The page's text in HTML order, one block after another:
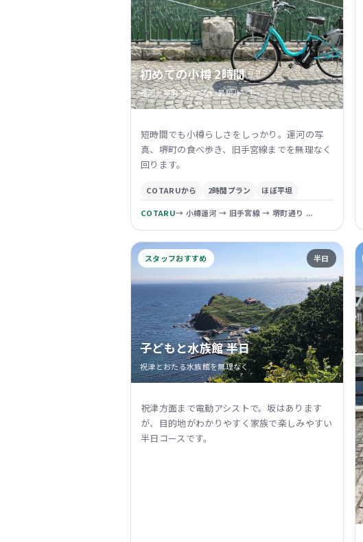
初めての小樽 2時間
運河と堺町を外さない最短ルート
短時間でも小樽らしさをしっかり。運河の写
真、堺町の食べ歩き、旧手宮線までを無理なく
回ります。
COTARUから 2時間プラン ほぼ平坦
COTARU→ 小樽運河 → 旧手宮線 → 堺町通り ...
スタッフおすすめ 半日
子どもと水族館 半日
祝津とおたる水族館を無理なく
祝津方面まで電動アシストで。坂はあります
が、目的地がわかりやすく家族で楽しみやすい
半日コースです。